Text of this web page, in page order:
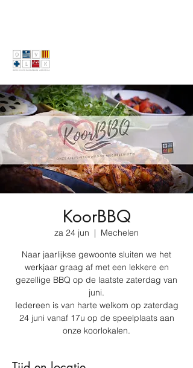
KoorBBQ
za 24 jun
  |
Mechelen
Naar jaarlijkse gewoonte sluiten we het
werkjaar graag af met een lekkere en
gezellige BBQ op de laatste zaterdag van
juni.
Iedereen is van harte welkom op zaterdag
24 juni vanaf 17u op de speelplaats aan
onze koorlokalen.